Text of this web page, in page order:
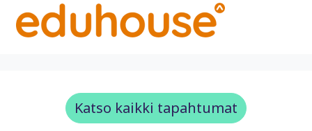
Katso kaikki tapahtumat